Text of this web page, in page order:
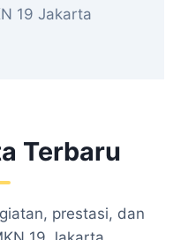
19 Jakarta
Terbaru
prestasi, dan